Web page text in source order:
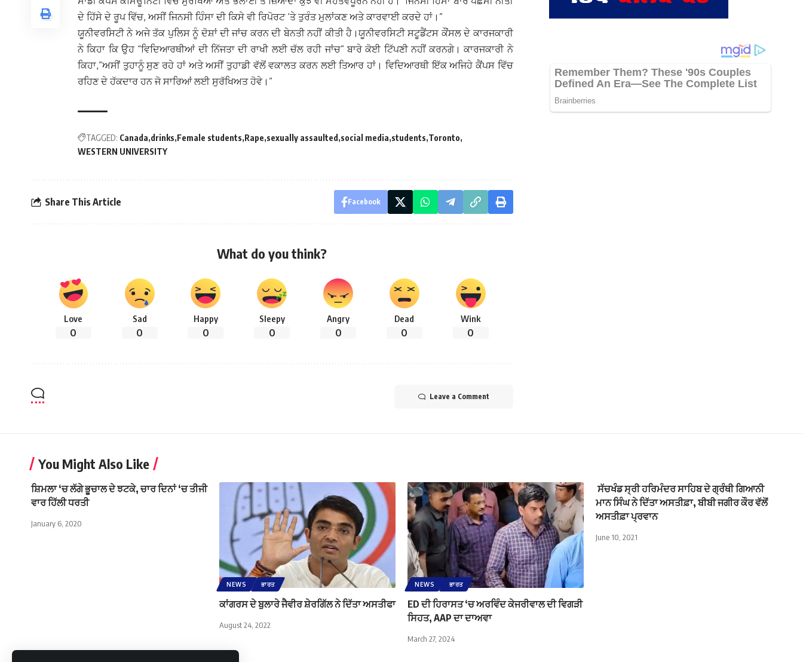
ਦੇ ਹਿੱਸੇ ਦੇ ਰੂਪ ਵਿੱਚ, ਅਸੀਂ ਜਿਨਸੀ ਹਿੰਸਾ ਦੀ ਕਿਸੇ ਵੀ ਰਿਪੋਰਟ ‘ਤੇ ਤੁਰੰਤ ਮੁਲਾਂਕਣ ਅਤੇ ਕਾਰਵਾਈ ਕਰਦੇ ਹਾਂ।”
ਯੂਨੀਵਰਸਿਟੀ ਨੇ ਅਜੇ ਤੱਕ ਪੁਲਿਸ ਨੂੰ ਦੋਸ਼ਾਂ ਦੀ ਜਾਂਚ ਕਰਨ ਦੀ ਬੇਨਤੀ ਨਹੀਂ ਕੀਤੀ ਹੈ।ਯੂਨੀਵਰਸਿਟੀ ਸਟੂਡੈਂਟਸ ਕੌਂਸਲ ਦੇ ਕਾਰਜਕਾਰੀ
ਨੇ ਕਿਹਾ ਕਿ ਉਹ “ਵਿਦਿਆਰਥੀਆਂ ਦੀ ਨਿੱਜਤਾ ਦੀ ਰਾਖੀ ਲਈ ਚੱਲ ਰਹੀ ਜਾਂਚ” ਬਾਰੇ ਕੋਈ ਟਿੱਪਣੀ ਨਹੀਂ ਕਰਨਗੇ। ਕਾਰਜਕਾਰੀ ਨੇ
ਕਿਹਾ,”ਅਸੀਂ ਤੁਹਾਨੂੰ ਸੁਣ ਰਹੇ ਹਾਂ ਅਤੇ ਅਸੀਂ ਤੁਹਾਡੀ ਵੱਲੋਂ ਵਕਾਲਤ ਕਰਨ ਲਈ ਤਿਆਰ ਹਾਂ। ਵਿਦਿਆਰਥੀ ਇੱਕ ਅਜਿਹੇ ਕੈਂਪਸ ਵਿੱਚ
ਰਹਿਣ ਦੇ ਹੱਕਦਾਰ ਹਨ ਜੋ ਸਾਰਿਆਂ ਲਈ ਸੁਰੱਖਿਅਤ ਹੋਵੇ।”
TAGGED: Canada drinks Female students Rape sexually assaulted social media students Toronto
WESTERN UNIVERSITY
Share This Article Facebook
What do you think?
Love
0
Sad
0
Happy
0
Sleepy
0
Angry
0
Dead
0
Wink
0
Leave a Comment
You Might Also Like
ਸ਼ਿਮਲਾ ‘ਚ ਲੱਗੇ ਭੂਚਾਲ ਦੇ ਝਟਕੇ, ਚਾਰ ਦਿਨਾਂ ‘ਚ ਤੀਜੀ
ਵਾਰ ਹਿੱਲੀ ਧਰਤੀ
January 6, 2020
NEWS ਭਾਰਤ
ਕਾਂਗਰਸ ਦੇ ਬੁਲਾਰੇ ਜੈਵੀਰ ਸ਼ੇਰਗਿੱਲ ਨੇ ਦਿੱਤਾ ਅਸਤੀਫਾ
August 24, 2022
NEWS ਭਾਰਤ
ED ਦੀ ਹਿਰਾਸਤ ‘ਚ ਅਰਵਿੰਦ ਕੇਜਰੀਵਾਲ ਦੀ ਵਿਗੜੀ
ਸਿਹਤ, AAP ਦਾ ਦਾਅਵਾ
March 27, 2024
ਸੱਚਖੰਡ ਸ੍ਰੀ ਹਰਿਮੰਦਰ ਸਾਹਿਬ ਦੇ ਗ੍ਰੰਥੀ ਗਿਆਨੀ
ਮਾਨ ਸਿੰਘ ਨੇ ਦਿੱਤਾ ਅਸਤੀਫ਼ਾ, ਬੀਬੀ ਜਗੀਰ ਕੌਰ ਵੱਲੋਂ
ਅਸਤੀਫ਼ਾ ਪ੍ਰਵਾਨ
June 10, 2021